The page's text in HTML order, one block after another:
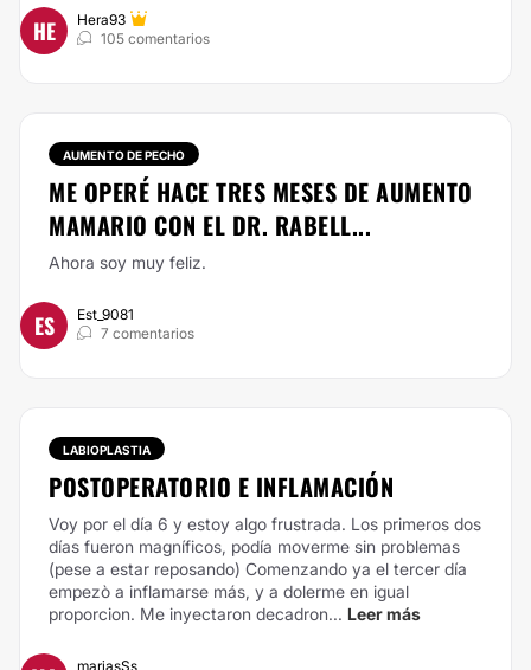
HE
Hera93
105 comentarios
AUMENTO DE PECHO
ME OPERÉ HACE TRES MESES DE AUMENTO
MAMARIO CON EL DR. RABELL...
Ahora soy muy feliz.
ES
Est_9081
7 comentarios
LABIOPLASTIA
POSTOPERATORIO E INFLAMACIÓN
Voy por el día 6 y estoy algo frustrada. Los primeros dos
días fueron magníficos, podía moverme sin problemas
(pese a estar reposando) Comenzando ya el tercer día
empezò a inflamarse más, y a dolerme en igual
proporcion. Me inyectaron decadron... Leer más
mariasSs